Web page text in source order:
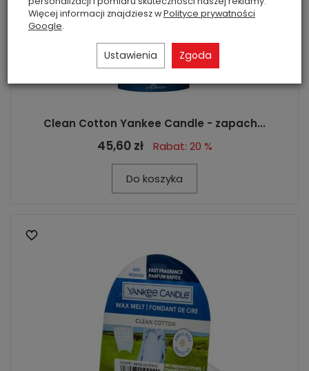
Clean Cotton Yankee Candle - zapach...
45,60 zł Rabat: 20 %
Do koszyka
Więcej informacji znajdziesz wPolityce prywatności
Google.
Ustawienia Zgoda